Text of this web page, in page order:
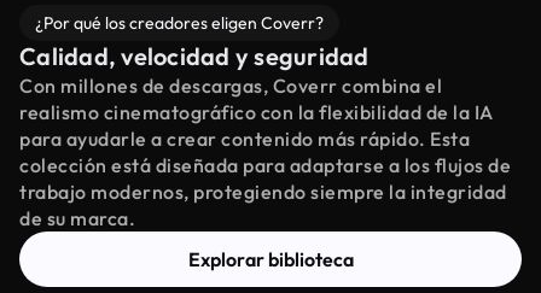
¿Por qué los creadores eligen Coverr?
Calidad, velocidad y seguridad
Con millones de descargas, Coverr combina el
realismo cinematográfico con la flexibilidad de la IA
para ayudarle a crear contenido más rápido. Esta
colección está diseñada para adaptarse a los flujos de
trabajo modernos, protegiendo siempre la integridad
de su marca.
Explorar biblioteca